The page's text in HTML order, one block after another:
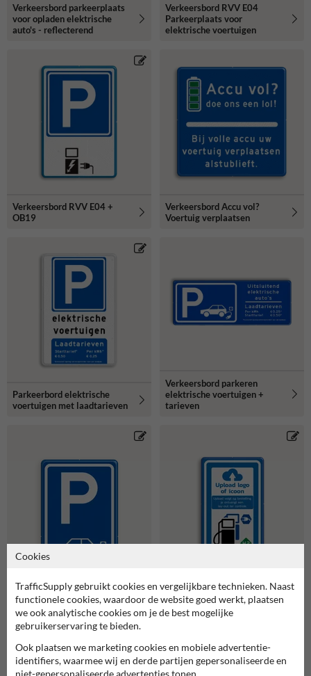
Verkeersbord parkeerplaats
voor opladen elektrische
auto's - reflecterend
Verkeersbord RVV E04
Parkeerplaats voor
elektrische voertuigen
Verkeersbord RVV E04 +
OB19
Verkeersbord Accu vol?
Voertuig verplaatsen
Parkeerbord elektrische
voertuigen met laadtarieven
Verkeersbord parkeren
elektrische voertuigen +
tarieven
Verkeersbord parkeren
Verkeersbord RVV
BW101_SP19 met pijl en
Cookies
TrafficSupply gebruikt cookies en vergelijkbare technieken. Naast
functionele cookies, waardoor de website goed werkt, plaatsen
we ook analytische cookies om je de best mogelijke
gebruikerservaring te bieden.
Ook plaatsen we marketing cookies en mobiele advertentie-
identifiers, waarmee wij en derde partijen gepersonaliseerde en
niet-gepersonaliseerde advertenties tonen